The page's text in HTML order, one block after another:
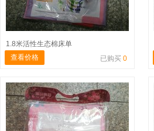
1.8米活性生态棉床单
查看价格
已购买 0